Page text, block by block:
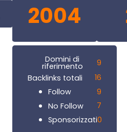
2004
Domini di
riferimento
9
Backlinks totali
16
Follow
9
No Follow
7
Sponsorizzati0